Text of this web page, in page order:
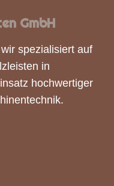
GmbH
spezialisiert auf
in
hochwertiger